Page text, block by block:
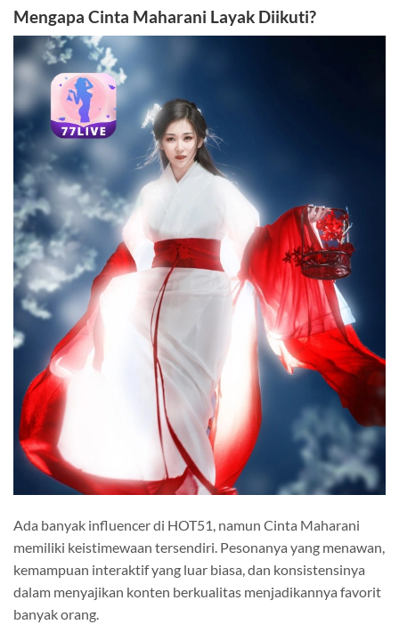
Mengapa Cinta Maharani Layak Diikuti?
Ada banyak influencer di HOT51, namun Cinta Maharani
memiliki keistimewaan tersendiri. Pesonanya yang menawan,
kemampuan interaktif yang luar biasa, dan konsistensinya
dalam menyajikan konten berkualitas menjadikannya favorit
banyak orang.